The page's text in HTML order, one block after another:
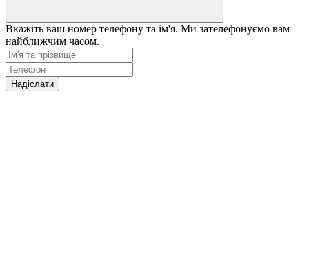
Вкажіть ваш номер телефону та ім'я. Ми зателефонуємо вам
найближчим часом.
Надіслати